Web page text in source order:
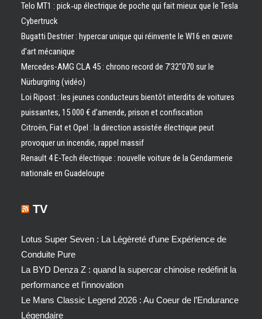
Telo MT1 : pick‑up électrique de poche qui fait mieux que le Tesla
Cybertruck
Bugatti Destrier : hypercar unique qui réinvente le W16 en œuvre
d’art mécanique
Mercedes-AMG CLA 45 : chrono record de 7’32″070 sur le
Nürburgring (vidéo)
Loi Ripost : les jeunes conducteurs bientôt interdits de voitures
puissantes, 15 000 € d’amende, prison et confiscation
Citroën, Fiat et Opel : la direction assistée électrique peut
provoquer un incendie, rappel massif
Renault 4 E-Tech électrique : nouvelle voiture de la Gendarmerie
nationale en Guadeloupe
TV
Lotus Super Seven : La Légèreté d’une Expérience de
Conduite Pure
La BYD Denza Z : quand la supercar chinoise redéfinit la
performance et l’innovation
Le Mans Classic Legend 2026 : Au Coeur de l’Endurance
Légendaire